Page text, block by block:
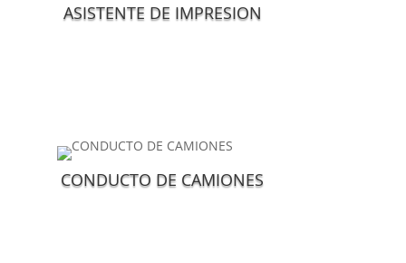
ASISTENTE DE IMPRESION
CONDUCTO DE CAMIONES